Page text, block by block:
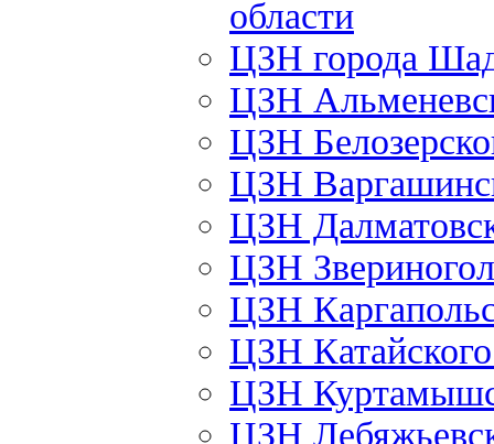
области
ЦЗН города
ЦЗН
ЦЗН
ЦЗН
ЦЗН
ЦЗН
ЦЗН
ЦЗН
ЦЗН
ЦЗН